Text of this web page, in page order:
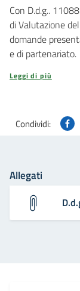
Con D.d.g..
di Valutazione
domande
e di partenariato.
Leggi di più
Condividi:
Allegati